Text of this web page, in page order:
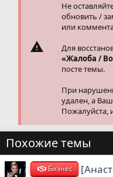
Не
обновить /
или
Для
«Жалоба /
посте темы.
При
удален, а
Пожалуйста,
Похожие темы
Бизнес